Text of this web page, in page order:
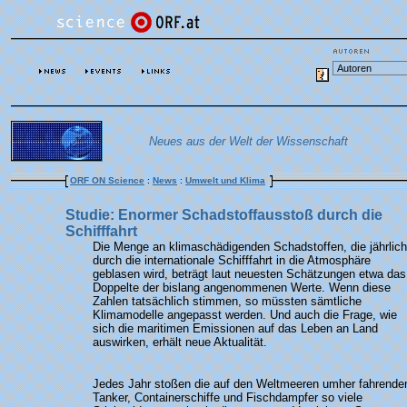
Neues aus der Welt der Wissenschaft
ORF ON Science:News:Umwelt und Klima
Studie: Enormer Schadstoffausstoß durch die
Schifffahrt
Die Menge an klimaschädigenden Schadstoffen, die jährlich
durch die internationale Schifffahrt in die Atmosphäre
geblasen wird, beträgt laut neuesten Schätzungen etwa das
Doppelte der bislang angenommenen Werte. Wenn diese
Zahlen tatsächlich stimmen, so müssten sämtliche
Klimamodelle angepasst werden. Und auch die Frage, wie
sich die maritimen Emissionen auf das Leben an Land
auswirken, erhält neue Aktualität.
Jedes Jahr stoßen die auf den Weltmeeren umher
Tanker, Containerschiffe und Fischdampfer so viele